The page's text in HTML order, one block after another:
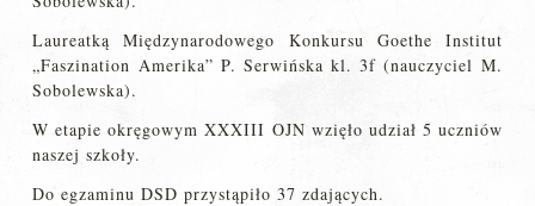
Laureatką Międzynarodowego Konkursu Goethe Institut
„Faszination Amerika” P. Serwińska kl. 3f (nauczyciel M.
Sobolewska).
W etapie okręgowym XXXIII OJN wzięło udział 5 uczniów
naszej szkoły.
Do egzaminu DSD przystąpiło 37 zdających.